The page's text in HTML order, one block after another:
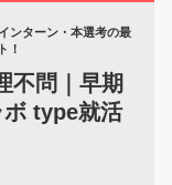
ンターン・本選考の最
！
不問｜早期
ボ type就活